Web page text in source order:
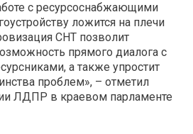
с ресурсоснабжающими
ложится на плечи
СНТ позволит
прямого диалога с
а также упростит
проблем», – отметил
ЛДПР в краевом парламенте